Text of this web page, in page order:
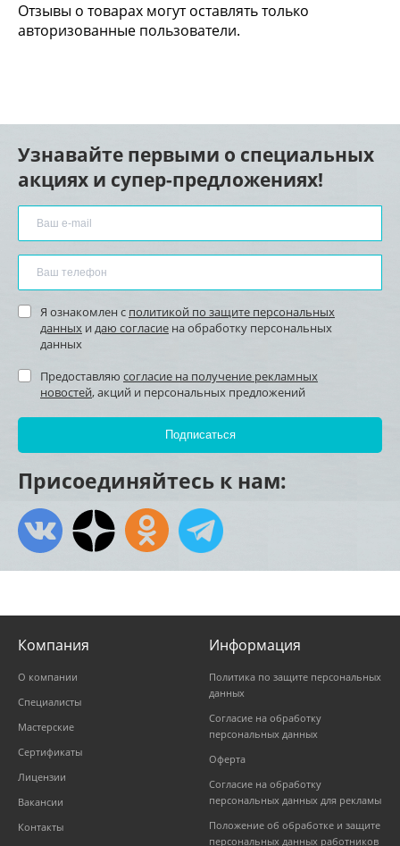
Отзывы о товарах могут оставлять только
авторизованные пользователи.
Узнавайте первыми о специальных
акциях и супер-предложениях!
Я ознакомлен с политикой по защите персональных
данных и даю согласие на обработку персональных
данных
Предоставляю согласие на получение рекламных
новостей, акций и персональных предложений
Присоединяйтесь к нам:
Компания
О компании
Специалисты
Мастерские
Сертификаты
Лицензии
Вакансии
Контакты
Информация
Политика по защите персональных
данных
Согласие на обработку
персональных данных
Оферта
Согласие на обработку
персональных данных для рекламы
Положение об обработке и защите
персональных данных работников